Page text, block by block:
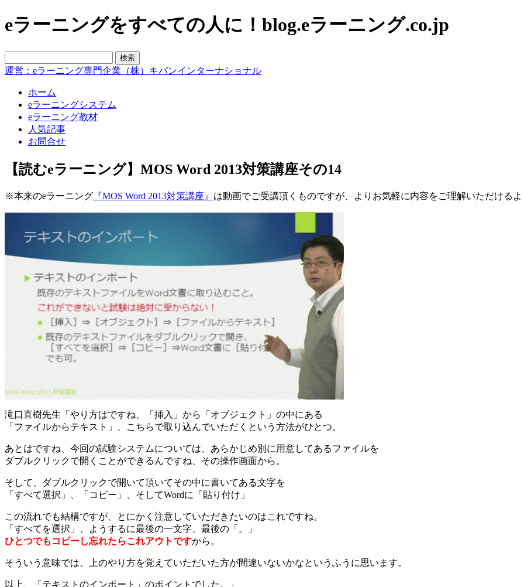
eラーニングをすべての人に！blog.eラーニング.co.jp
運営：eラーニング専門企業（株）キバンインターナショナル
ホーム
eラーニングシステム
eラーニング教材
人気記事
お問合せ
【読むeラーニング】MOS Word 2013対策講座その14
※本来のeラーニング 『MOS Word 2013対策講座』 は動画でご受講頂くものですが、よりお気軽に内容をご理解いただける
滝口直樹先生「やり方はですね、「挿入」から「オブジェクト」の中にある
「ファイルからテキスト」、こちらで取り込んでいただくという方法がひとつ。
あとはですね、今回の試験システムについては、あらかじめ別に用意してあるファイルを
ダブルクリックで開くことができるんですね、その操作画面から。
そして、ダブルクリックで開いて頂いてその中に書いてある文字を
「すべて選択」、「コピー」、そしてWordに「貼り付け」
この流れでも結構ですが、とにかく注意していただきたいのはこれですね。
「すべてを選択」、ようするに最後の一文字、最後の「。」
ひとつでもコピーし忘れたらこれアウトですから。
そういう意味では、上のやり方を覚えていただいた方が間違いないかなというふうに思います。
以上、「テキストのインポート」のポイントでした。」